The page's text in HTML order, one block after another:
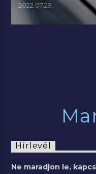
2022.07.29.
Hírlevél
Ne maradjon le,